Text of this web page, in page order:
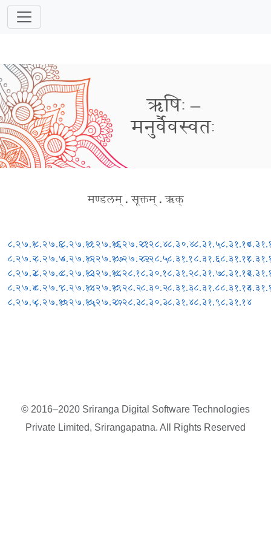
ऋषिः –
मनुर्वैवस्वतः
मण्डलम् . सूक्तम् . ऋक्
८.२७.१
८.२७.२
८.२७.३
८.२७.४
८.२७.५
८.२७.६
८.२७.७
८.२७.८
८.२७.९
८.२७.१०
८.२७.११
८.२७.१२
८.२७.१३
८.२७.१४
८.२७.१५
८.२७.१६
८.२७.१७
८.२७.१८
८.२७.१९
८.२७.२०
८.२७.२१
८.२७.२२
८.२८.१
८.२८.२
८.२८.३
८.२८.४
८.२८.५
८.३०.१
८.३०.२
८.३०.३
८.३०.४
८.३१.१
८.३१.२
८.३१.३
८.३१.४
८.३१.५
८.३१.६
८.३१.७
८.३१.८
८.३१.९
८.३१.१०
८.३१.११
८.३१.१२
८.३१.१३
८.३१.१४
© 2016–2020 Sriranga Digital Software Technologies
Private Limited, Srirangapatna. All Rights Reserved